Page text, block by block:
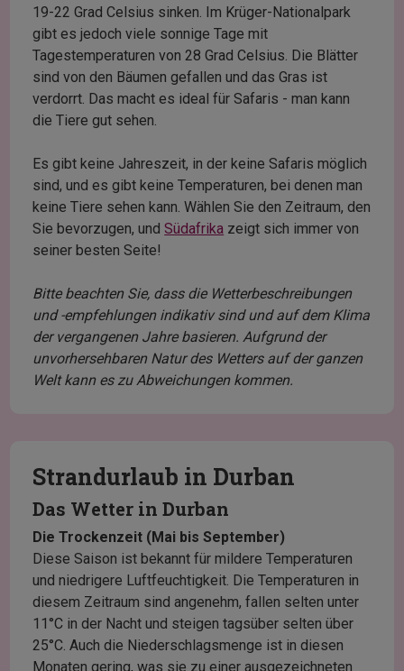
19-22 Grad Celsius sinken. Im Krüger-Nationalpark
gibt es jedoch viele sonnige Tage mit
Tagestemperaturen von 28 Grad Celsius. Die Blätter
sind von den Bäumen gefallen und das Gras ist
verdorrt. Das macht es ideal für Safaris - man kann
die Tiere gut sehen.
Es gibt keine Jahreszeit, in der keine Safaris möglich
sind, und es gibt keine Temperaturen, bei denen man
keine Tiere sehen kann. Wählen Sie den Zeitraum, den
Sie bevorzugen, undSüdafrika zeigt sich immer von
seiner besten Seite!
Bitte beachten Sie, dass die Wetterbeschreibungen
und -empfehlungen indikativ sind und auf dem Klima
der vergangenen Jahre basieren. Aufgrund der
unvorhersehbaren Natur des Wetters auf der ganzen
Welt kann es zu Abweichungen kommen.
Strandurlaub in Durban
Das Wetter in Durban
Die Trockenzeit (Mai bis September)
Diese Saison ist bekannt für mildere Temperaturen
und niedrigere Luftfeuchtigkeit. Die Temperaturen in
diesem Zeitraum sind angenehm, fallen selten unter
11°C in der Nacht und steigen tagsüber selten über
25°C. Auch die Niederschlagsmenge ist in diesen
Monaten gering, was sie zu einer ausgezeichneten